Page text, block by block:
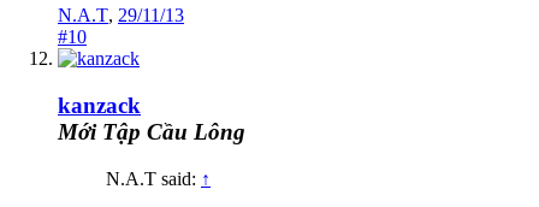
N.A.T, 29/11/13
#10
kanzack
Mới Tập Cầu Lông
N.A.T said: ↑